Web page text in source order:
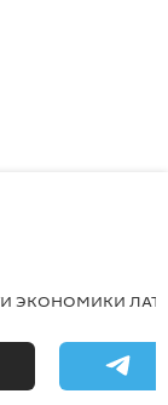
ЭКОНОМИКИ